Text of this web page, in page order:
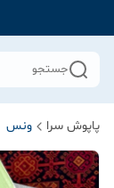
جستجو
پاپوش سرا ونس